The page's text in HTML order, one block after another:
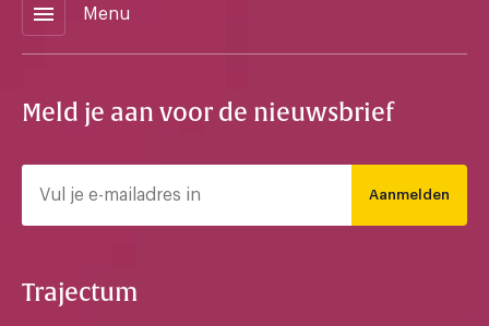
menu Menu
Meld je aan voor de nieuwsbrief
Aanmelden
Trajectum